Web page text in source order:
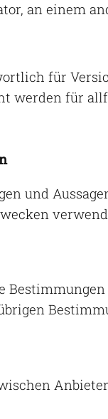
an einem
für
werden für
und